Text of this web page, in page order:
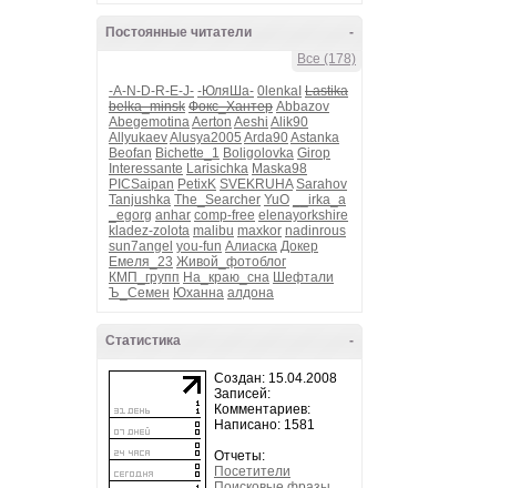
-
Постоянные читатели
Все (178)
-A-N-D-R-E-J- -ЮляШа- 0lenkaI Lastika
belka_minsk Фокс_Хантер Abbazov
AbegemotinaAerton Aeshi Alik90
AllyukaevAlusya2005 Arda90Astanka
Beofan Bichette_1 Boligolovka Girop
Interessante Larisichka Maska98
PICSaipan PetixK SVEKRUHA Sarahov
Tanjushka The_Searcher YuO
__irka_a
_egorg anhar comp-free elenayorkshire
kladez-zolota malibu maxkor nadinrous
sun7angel you-fun Алиаска Докер
Емеля_23 Живой_фотоблог
КМП_групп На_краю_сна Шефтали
Ъ_Семен Юханна алдона
-
Статистика
Создан: 15.04.2008
Записей:
Комментариев:
Написано: 1581
Отчеты:
Посетители